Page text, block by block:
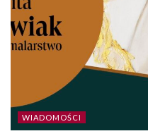
WIADOMOŚCI